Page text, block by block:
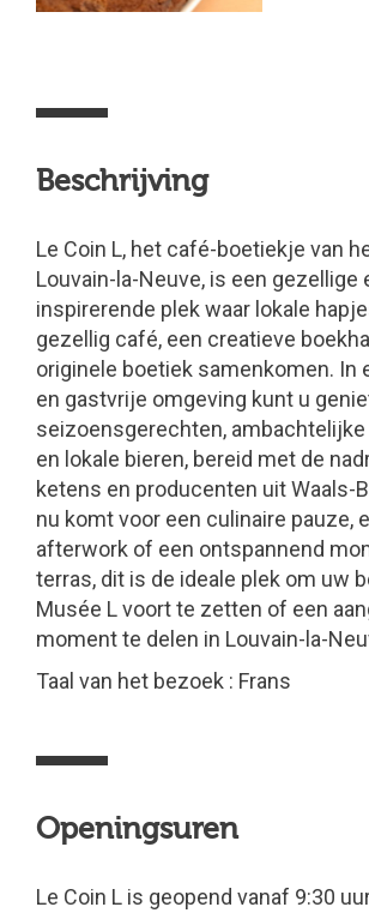
Beschrijving
Le Coin L, het café-boetiekje van
Louvain-la-Neuve, is een gezellige
inspirerende plek waar lokale
gezellig café, een creatieve
originele boetiek samenkomen. In
en gastvrije omgeving kunt u
seizoensgerechten,
en lokale bieren, bereid met de
ketens en producenten uit Waals-
nu komt voor een culinaire pauze,
afterwork of een ontspannend
terras, dit is de ideale plek om uw
Musée L voort te zetten of een
moment te delen in Louvain-la-
Taal van het bezoek : Frans
Openingsuren
Le Coin L is geopend vanaf 9:30